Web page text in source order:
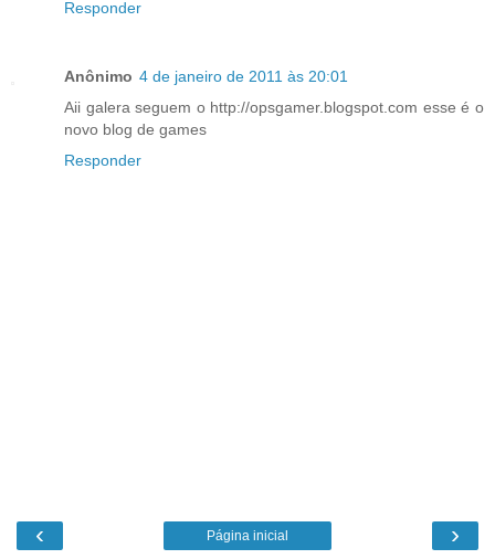
Responder
Anônimo 4 de janeiro de 2011 às 20:01
Aii galera seguem o http://opsgamer.blogspot.com esse é o
novo blog de games
Responder
‹ ›
Página inicial